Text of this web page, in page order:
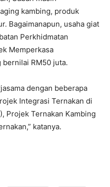
kambing, produk
Bagaimanapun, usaha giat
Perkhidmatan
Memperkasa
bernilai RM50 juta.
dengan beberapa
Integrasi Ternakan di
Projek Ternakan Kambing
katanya.